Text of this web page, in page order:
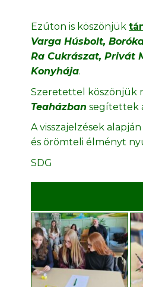
Ezúton is köszönjük
Varga Húsbolt,
Ra Cukrászat, Privát
Konyhája.
Szeretettel köszönjük
Teaházban segítettek
A visszajelzések
és örömteli élményt
SDG